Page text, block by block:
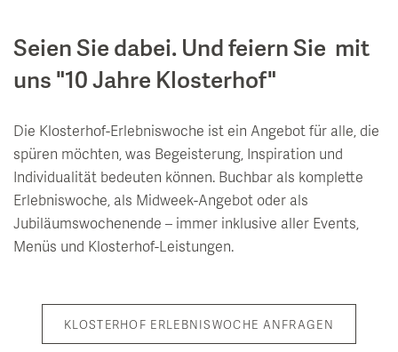
Seien Sie dabei. Und feiern Sie mit
uns "10 Jahre Klosterhof"
Die Klosterhof-Erlebniswoche ist ein Angebot für alle, die
spüren möchten, was Begeisterung, Inspiration und
Individualität bedeuten können. Buchbar als komplette
Erlebniswoche, als Midweek-Angebot oder als
Jubiläumswochenende – immer inklusive aller Events,
Menüs und Klosterhof-Leistungen.
KLOSTERHOF ERLEBNISWOCHE ANFRAGEN